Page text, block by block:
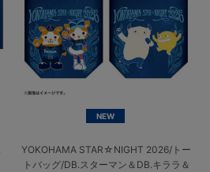
NEW
YOKOHAMA STAR☆NIGHT 2026/トー
トバッグ/DB.スターマン＆DB.キララ＆